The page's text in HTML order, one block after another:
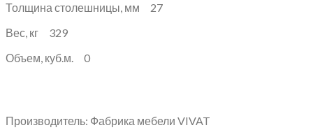
Толщина столешницы, мм 27
Вес, кг 329
Объем, куб.м. 0
Производитель: Фабрика мебели VIVAT